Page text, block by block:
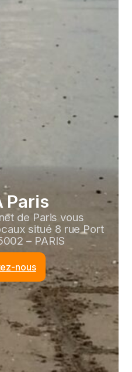
Paris
de Paris vous
situé 8 rue Port
– PARIS
nous